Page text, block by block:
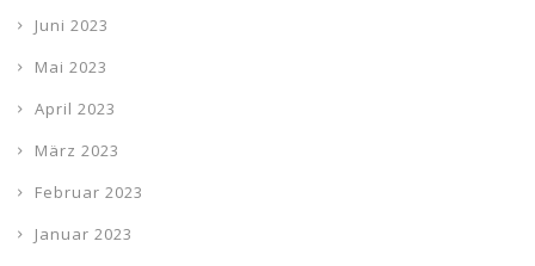
Juni 2023
Mai 2023
April 2023
März 2023
Februar 2023
Januar 2023